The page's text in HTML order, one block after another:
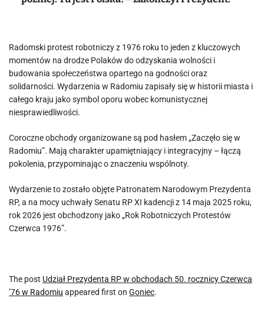
Radomski protest robotniczy z 1976 roku to jeden z kluczowych
momentów na drodze Polaków do odzyskania wolności i
budowania społeczeństwa opartego na godności oraz
solidarności. Wydarzenia w Radomiu zapisały się w historii miasta i
całego kraju jako symbol oporu wobec komunistycznej
niesprawiedliwości.
Coroczne obchody organizowane są pod hasłem „Zaczęło się w
Radomiu”. Mają charakter upamiętniający i integracyjny – łączą
pokolenia, przypominając o znaczeniu wspólnoty.
Wydarzenie to zostało objęte Patronatem Narodowym Prezydenta
RP, a na mocy uchwały Senatu RP XI kadencji z 14 maja 2025 roku,
rok 2026 jest obchodzony jako „Rok Robotniczych Protestów
Czerwca 1976”.
The post Udział Prezydenta RP w obchodach 50. rocznicy Czerwca
’76 w Radomiu appeared first on Goniec.